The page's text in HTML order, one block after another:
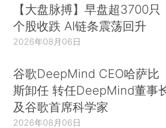
【大盘脉搏】早盘超3700只
个股收跌 AI链条震荡回升
2026年08月06日
谷歌DeepMind CEO哈萨比
斯卸任 转任DeepMind董事
及谷歌首席科学家
2026年08月06日